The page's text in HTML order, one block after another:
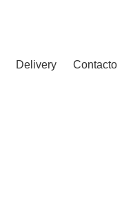
Delivery Contacto